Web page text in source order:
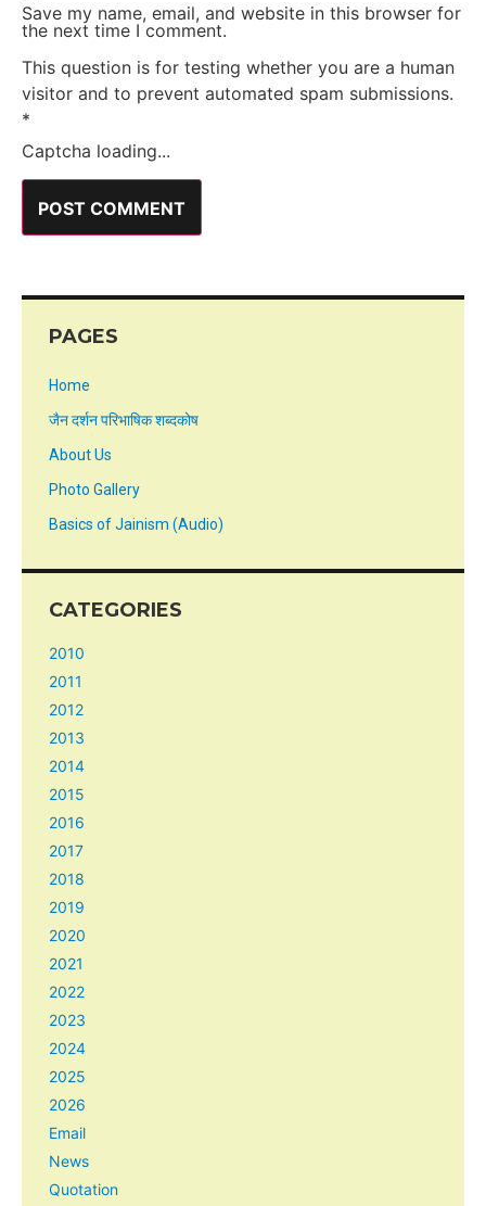
Save my name, email, and website in this browser for
the next time I comment.
This question is for testing whether you are a human
visitor and to prevent automated spam submissions.
*
Captcha loading...
PAGES
Home
जैन दर्शन परिभाषिक शब्दकोष
About Us
Photo Gallery
Basics of Jainism (Audio)
CATEGORIES
2010
2011
2012
2013
2014
2015
2016
2017
2018
2019
2020
2021
2022
2023
2024
2025
2026
Email
News
Quotation